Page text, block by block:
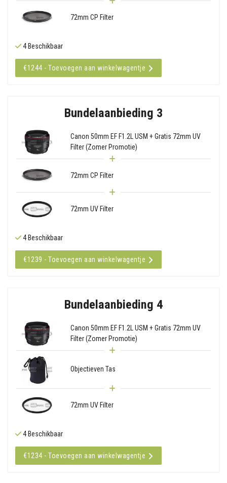
72mm CP Filter
4 Beschikbaar
€1244 - Toevoegen aan winkelwagentje
Bundelaanbieding 3
Canon 50mm EF F1.2L USM + Gratis 72mm UV
Filter (Zomer Promotie)
72mm CP Filter
72mm UV Filter
4 Beschikbaar
€1239 - Toevoegen aan winkelwagentje
Bundelaanbieding 4
Canon 50mm EF F1.2L USM + Gratis 72mm UV
Filter (Zomer Promotie)
Objectieven Tas
72mm UV Filter
4 Beschikbaar
€1234 - Toevoegen aan winkelwagentje